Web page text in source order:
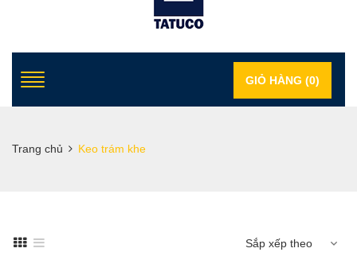
GIỎ HÀNG (0)
Trang chủ Keo trám khe
Sắp xếp theo